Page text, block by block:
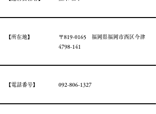
​【所在地】
​〒819-0165 福岡県福岡市西区今津
4798-141
​【電話番号】 092-806-1327